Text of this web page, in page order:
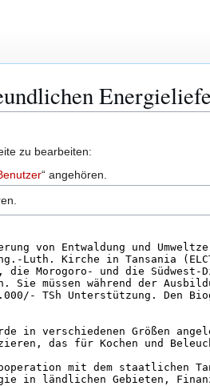
zu bearbeiten:
“ angehören.